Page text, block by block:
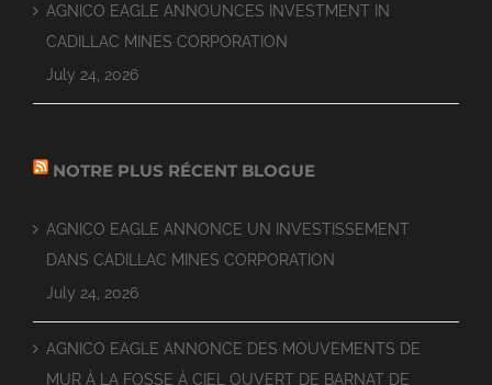
AGNICO EAGLE ANNOUNCES INVESTMENT IN
CADILLAC MINES CORPORATION
July 24, 2026
NOTRE PLUS RÉCENT BLOGUE
AGNICO EAGLE ANNONCE UN INVESTISSEMENT
DANS CADILLAC MINES CORPORATION
July 24, 2026
AGNICO EAGLE ANNONCE DES MOUVEMENTS DE
MUR À LA FOSSE À CIEL OUVERT DE BARNAT DE